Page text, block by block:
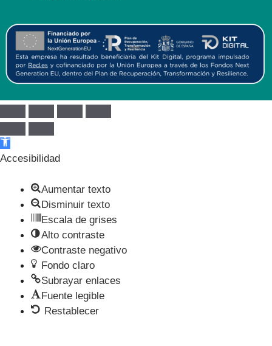
Abrir barra de herramientas
Accesibilidad
Aumentar texto
Disminuir texto
Escala de grises
Alto contraste
Contraste negativo
Fondo claro
Subrayar enlaces
Fuente legible
Restablecer